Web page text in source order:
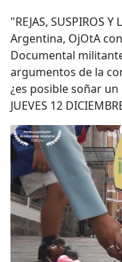
"REJAS, SUSPIROS Y
Argentina, OjOtA
Documental
argumentos de la
¿es posible soñar
JUEVES 12